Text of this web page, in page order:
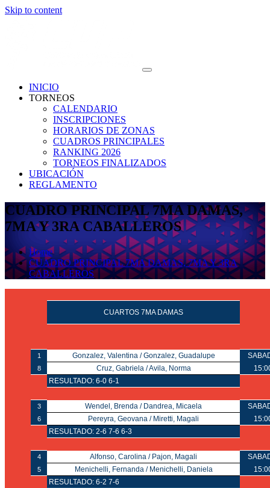
Skip to content
INICIO
TORNEOS
CALENDARIO
INSCRIPCIONES
HORARIOS DE ZONAS
CUADROS PRINCIPALES
RANKING 2026
TORNEOS FINALIZADOS
UBICACIÓN
REGLAMENTO
CUADRO PRINCIPAL 7MA DAMAS,
7MA Y 3RA CABALLEROS
Home
CUADRO PRINCIPAL 7MA DAMAS, 7MA Y 3RA
CABALLEROS